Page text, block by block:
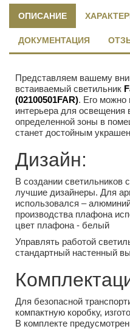
ОПИСАНИЕ
ДОКУМЕНТАЦИЯ
Представляем вашему
встаиваемый светильник
(02100501FAR). Его можно
интерьера для освещения
определенной зоны в
станет достойным
Дизайн:
В создании светильников
лучшие дизайнеры. Для
использовался –
производства плафона
цвет плафона - белый
Управлять работой
стандартный настенный
Для безопасной
компактную коробку,
В комплекте